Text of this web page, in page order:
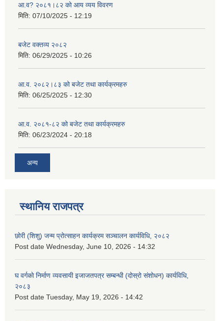
आ.व? २०८१।८२ को आय व्यय विवरण
मिति: 07/10/2025 - 12:19
बजेट वक्तव्य २०८२
मिति: 06/29/2025 - 10:26
आ.व. २०८२।८३ को बजेट तथा कार्यक्रमहरु
मिति: 06/25/2025 - 12:30
आ.व. २०८१-८२ को बजेट तथा कार्यक्रमहरु
मिति: 06/23/2024 - 20:18
अन्य
स्थानिय राजपत्र
छोरी (शिशु) जन्म प्रोत्साहन कार्यक्रम सञ्चालन कार्यविधि, २०८२
Post date Wednesday, June 10, 2026 - 14:32
घ वर्गको निर्माण व्यवसायी इजाजतपत्र सम्बन्धी (दोस्रो संशोधन) कार्यविधि,
२०८३
Post date Tuesday, May 19, 2026 - 14:42